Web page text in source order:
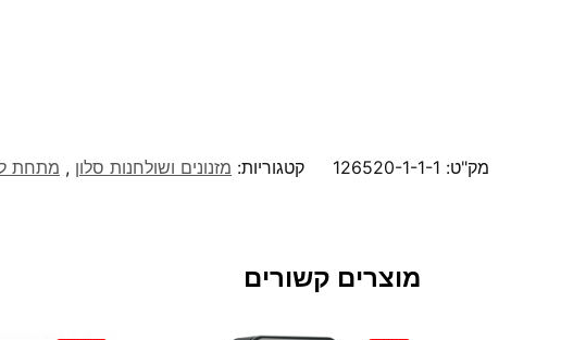
מק"ט: 126520-1-1-1 קטגוריות: מזנונים ושולחנות סלון , מתחת
מוצרים קשורים